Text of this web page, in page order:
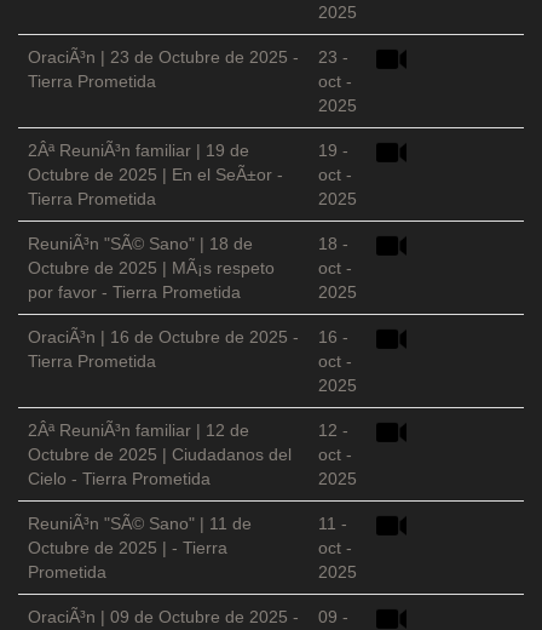
2025
OraciÃ³n | 23 de Octubre de 2025 -
Tierra Prometida
23 -
oct -
2025
2Âª ReuniÃ³n familiar | 19 de
Octubre de 2025 | En el SeÃ±or -
Tierra Prometida
19 -
oct -
2025
ReuniÃ³n "SÃ© Sano" | 18 de
Octubre de 2025 | MÃ¡s respeto
por favor - Tierra Prometida
18 -
oct -
2025
OraciÃ³n | 16 de Octubre de 2025 -
Tierra Prometida
16 -
oct -
2025
2Âª ReuniÃ³n familiar | 12 de
Octubre de 2025 | Ciudadanos del
Cielo - Tierra Prometida
12 -
oct -
2025
ReuniÃ³n "SÃ© Sano" | 11 de
Octubre de 2025 | - Tierra
Prometida
11 -
oct -
2025
OraciÃ³n | 09 de Octubre de 2025 -
09 -